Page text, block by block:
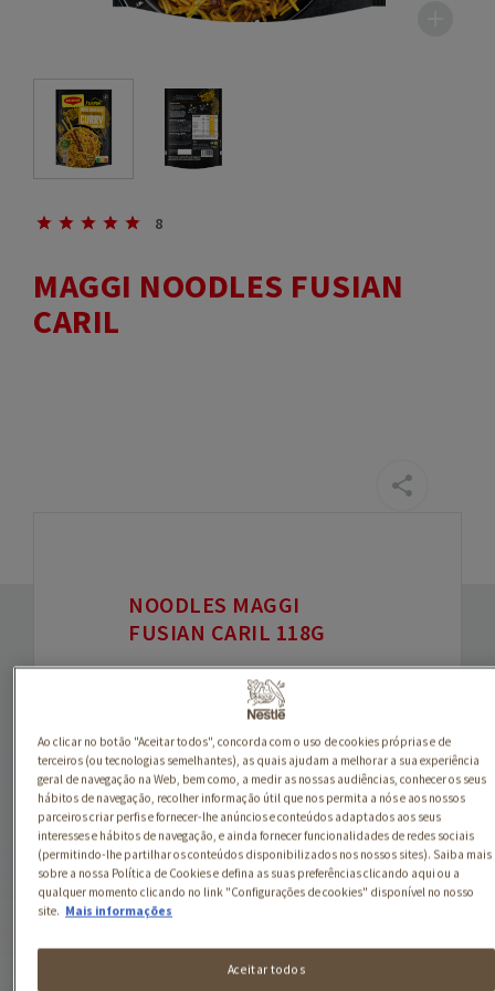
8
MAGGI NOODLES FUSIAN
CARIL
NOODLES MAGGI
FUSIAN CARIL 118G
Os noodles MAGGI Fusian
Caril são a solução para
uma refeição rápida,
prática e saborosa!
Viaja até à India sem sair
de casa desfrutando desta
receita repleta de
especiarias e que fica
pronta em apenas 5
Os noodles MAGGI Fusian
Ao clicar no botão "Aceitar todos", concorda com o uso de cookies próprias e de
terceiros (ou tecnologias semelhantes), as quais ajudam a melhorar a sua experiência
geral de navegação na Web, bem como, a medir as nossas audiências, conhecer os seus
hábitos de navegação, recolher informação útil que nos permita a nós e aos nossos
parceiros criar perfis e fornecer-lhe anúncios e conteúdos adaptados aos seus
interesses e hábitos de navegação, e ainda fornecer funcionalidades de redes sociais
(permitindo-lhe partilhar os conteúdos disponibilizados nos nossos sites). Saiba mais
sobre a nossa Política de Cookies e defina as suas preferências clicando aqui ou a
qualquer momento clicando no link "Configurações de cookies" disponível no nosso
site. Mais informações
Aceitar todos